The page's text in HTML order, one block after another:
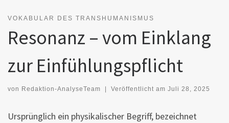
VOKABULAR DES TRANSHUMANISMUS
Resonanz – vom Einklang
zur Einfühlungspflicht
von Redaktion-AnalyseTeam Veröffentlicht am Juli 28, 2025
Ursprünglich ein physikalischer Begriff, bezeichnet